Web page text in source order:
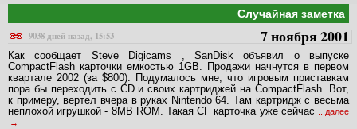
Случайная заметка
9038 дней назад, 15:53
7 ноября 2001
Как сообщает Steve Digicams , SanDisk объявил о выпуске
CompactFlash карточки емкостью 1GB. Продажи начнутся в первом
квартале 2002 (за $800). Подумалось мне, что игровым приставкам
пора бы переходить с CD и своих картриджей на CompactFlash. Вот,
к примеру, вертел вчера в руках Nintendo 64. Там картридж с весьма
неплохой игрушкой - 8MB ROM. Такая CF карточка уже сейчас
...далее